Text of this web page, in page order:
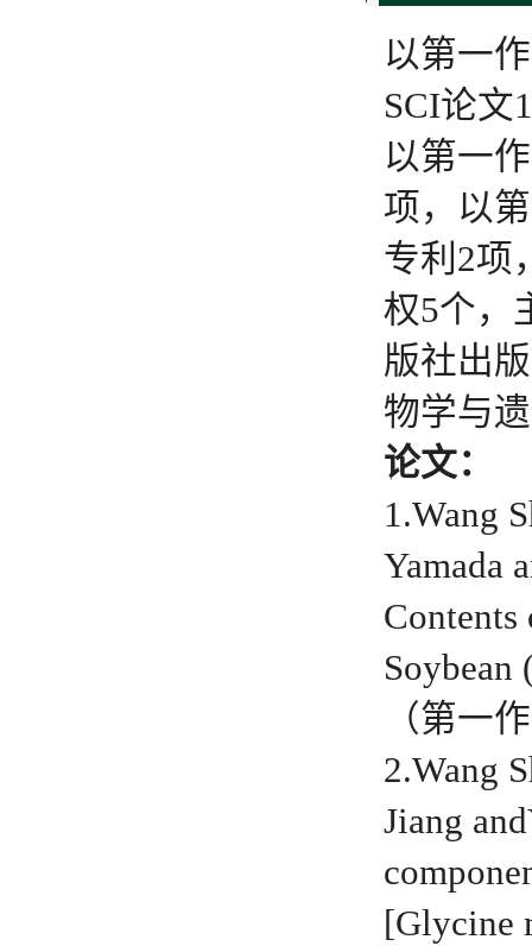
以第一
SCI论文
以第一
项，以
专利2项
权5个，
版社出
物学与
论文：
1.Wang
Yamada
Contents
Soybean
（第一
2.Wang
Jiang
[Glycine